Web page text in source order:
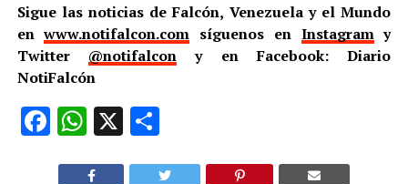
Sigue las noticias de Falcón, Venezuela y el Mundo
enwww.notifalcon.com síguenos en Instagramy
Twitter @notifalcon y en Facebook: Diario
NotiFalcón
Facebook
WhatsApp
X Compartir